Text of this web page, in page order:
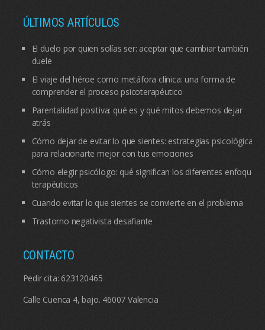
ÚLTIMOS ARTÍCULOS
El duelo por quien solías ser: aceptar que cambiar también
duele
El viaje del héroe como metáfora clínica: una forma de
comprender el proceso psicoterapéutico
Parentalidad positiva: qué es y qué mitos debemos dejar
atrás
Cómo dejar de evitar lo que sientes: estrategias psicológicas
para relacionarte mejor con tus emociones
Cómo elegir psicólogo: qué significan los diferentes enfoques
terapéuticos
Cuando evitar lo que sientes se convierte en el problema
Trastorno negativista desafiante
CONTACTO
Pedir cita: 623120465
Calle Cuenca 4, bajo. 46007 Valencia